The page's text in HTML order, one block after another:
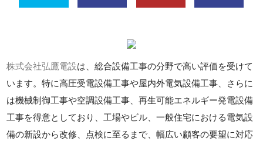
株式会社弘鷹電設は、総合設備工事の分野で高い評価を受けて
います。特に高圧受電設備工事や屋内外電気設備工事、さらに
は機械制御工事や空調設備工事、再生可能エネルギー発電設備
工事を得意としており、工場やビル、一般住宅における電気設
備の新設から改修、点検に至るまで、幅広い顧客の要望に対応